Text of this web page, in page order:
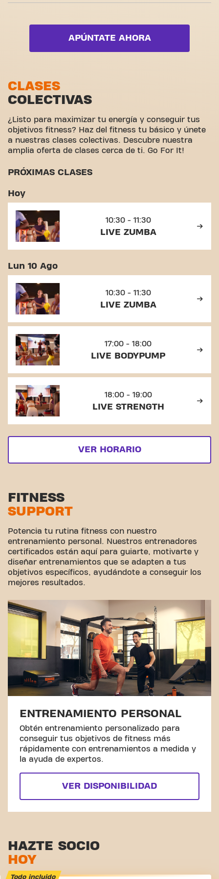
Basic-Fit Madrid Canillas es más que un gimnasio:
Vídeo-Entrenamientos
Live Zumba
Zona de cardio
Zona de estiramiento
Ciclismo virtual
Hacer un tour
APÚNTATE AHORA
CLASES
COLECTIVAS
¿Listo para maximizar tu energía y conseguir tus
objetivos fitness? Haz del fitness tu básico y únete
a nuestras clases colectivas. Descubre nuestra
amplia oferta de clases cerca de ti. Go For It!
PRÓXIMAS CLASES
Hoy
10:30 - 11:30
LIVE ZUMBA
Lun 10 Ago
10:30 - 11:30
LIVE ZUMBA
17:00 - 18:00
LIVE BODYPUMP
18:00 - 19:00
LIVE STRENGTH
VER HORARIO
FITNESS
SUPPORT
Potencia tu rutina fitness con nuestro
entrenamiento personal. Nuestros entrenadores
certificados están aquí para guiarte, motivarte y
diseñar entrenamientos que se adapten a tus
objetivos específicos, ayudándote a conseguir los
mejores resultados.
ENTRENAMIENTO PERSONAL
Obtén entrenamiento personalizado para
conseguir tus objetivos de fitness más
rápidamente con entrenamientos a medida y
la ayuda de expertos.
VER DISPONIBILIDAD
HAZTE SOCIO
HOY
Todo incluido